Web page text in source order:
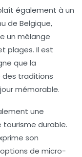
également à un
de Belgique,
un mélange
plages. Il est
que la
des traditions
mémorable.
une
durable.
son
options de micro-